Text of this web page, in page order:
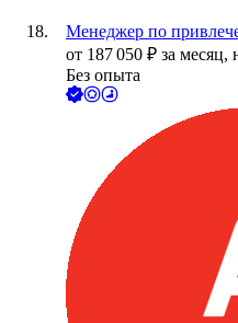
Менеджер по
от 187 050 ₽ за месяц,
Без опыта